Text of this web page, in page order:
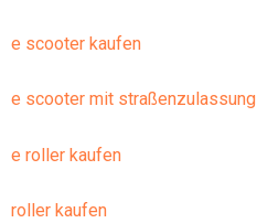
e scooter kaufen
e scooter mit straßenzulassung
e roller kaufen
roller kaufen